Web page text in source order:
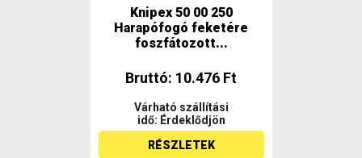
Knipex 50 00 250
Harapófogó feketére
foszfátozott...
Bruttó: 10.476 Ft
Várható szállítási
idő: Érdeklődjön
RÉSZLETEK